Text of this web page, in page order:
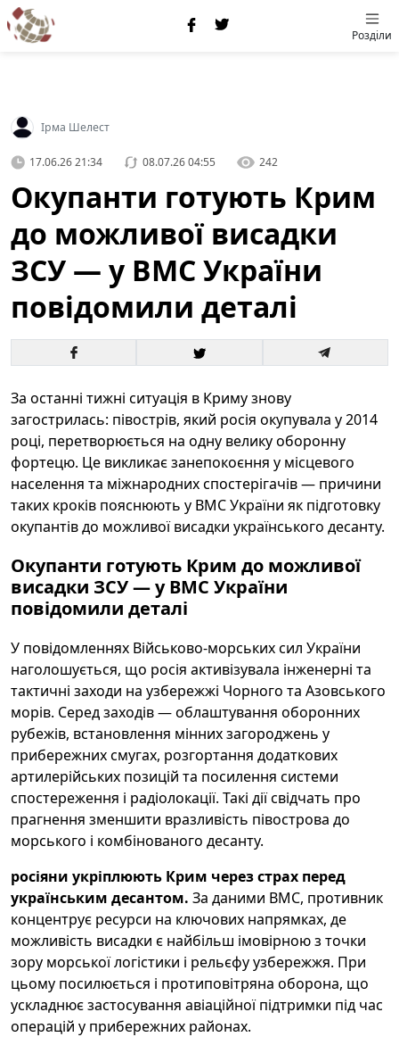
Розділи
Ірма Шелест
17.06.26 21:34 08.07.26 04:55 242
Окупанти готують Крим
до можливої висадки
ЗСУ — у ВМС України
повідомили деталі
За останні тижні ситуація в Криму знову
загострилась: півострів, який росія окупувала у 2014
році, перетворюється на одну велику оборонну
фортецю. Це викликає занепокоєння у місцевого
населення та міжнародних спостерігачів — причини
таких кроків пояснюють у ВМС України як підготовку
окупантів до можливої висадки українського десанту.
Окупанти готують Крим до можливої
висадки ЗСУ — у ВМС України
повідомили деталі
У повідомленнях Військово-морських сил України
наголошується, що росія активізувала інженерні та
тактичні заходи на узбережжі Чорного та Азовського
морів. Серед заходів — облаштування оборонних
рубежів, встановлення мінних загороджень у
прибережних смугах, розгортання додаткових
артилерійських позицій та посилення системи
спостереження і радіолокації. Такі дії свідчать про
прагнення зменшити вразливість півострова до
морського і комбінованого десанту.
росіяни укріплюють Крим через страх перед
українським десантом. За даними ВМС, противник
концентрує ресурси на ключових напрямках, де
можливість висадки є найбільш імовірною з точки
зору морської логістики і рельєфу узбережжя. При
цьому посилюється і протиповітряна оборона, що
ускладнює застосування авіаційної підтримки під час
операцій у прибережних районах.